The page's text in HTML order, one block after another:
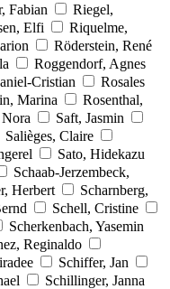
Fabian
Riegel,
Elfi
Riquelme,
Röderstein, René
Roggendorf, Agnes
Cristian
Rosales
Marina
Rosenthal,
Saft, Jasmin
Salièges, Claire
Sato, Hidekazu
Schaab-Jerzembeck,
Herbert
Scharnberg,
Schell, Cristine
Scherkenbach, Yasemin
Reginaldo
Schiffer, Jan
Schillinger, Janna